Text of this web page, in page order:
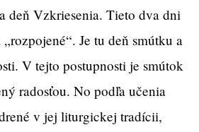
deň Vzkriesenia. Tieto dva dni
Je tu deň smútku a
V tejto postupnosti je smútok
radosťou. No podľa učenia
v jej liturgickej tradícii,